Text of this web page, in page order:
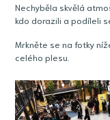
Nechyběla skvělá
kdo dorazili a podíleli
Mrkněte se na fotky
celého plesu.